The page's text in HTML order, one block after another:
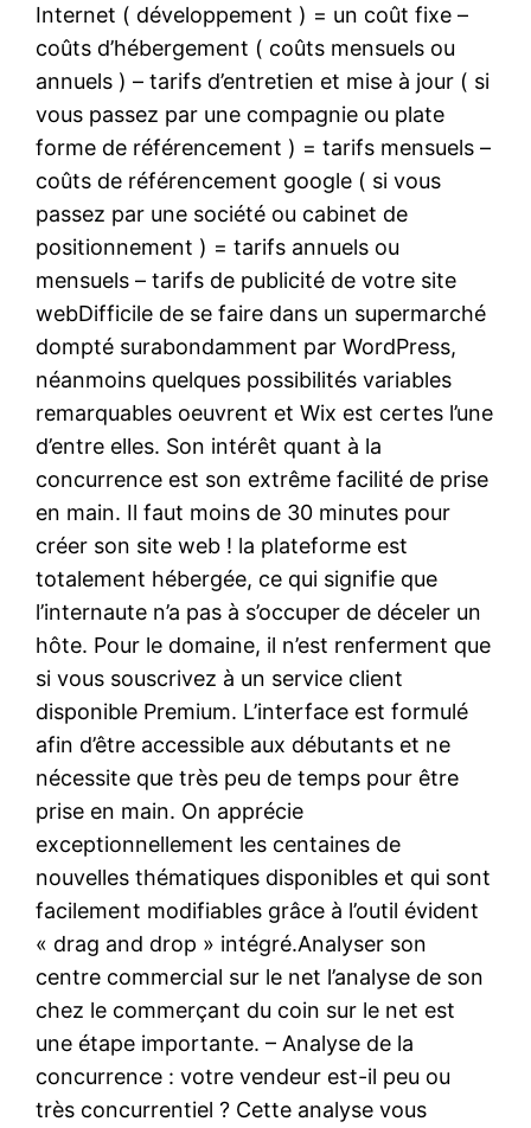
Internet ( développement ) = un coût fixe –
coûts d’hébergement ( coûts mensuels ou
annuels ) – tarifs d’entretien et mise à jour ( si
vous passez par une compagnie ou plate
forme de référencement ) = tarifs mensuels –
coûts de référencement google ( si vous
passez par une société ou cabinet de
positionnement ) = tarifs annuels ou
mensuels – tarifs de publicité de votre site
webDifficile de se faire dans un supermarché
dompté surabondamment par WordPress,
néanmoins quelques possibilités variables
remarquables oeuvrent et Wix est certes l’une
d’entre elles. Son intérêt quant à la
concurrence est son extrême facilité de prise
en main. Il faut moins de 30 minutes pour
créer son site web ! la plateforme est
totalement hébergée, ce qui signifie que
l’internaute n’a pas à s’occuper de déceler un
hôte. Pour le domaine, il n’est renferment que
si vous souscrivez à un service client
disponible Premium. L’interface est formulé
afin d’être accessible aux débutants et ne
nécessite que très peu de temps pour être
prise en main. On apprécie
exceptionnellement les centaines de
nouvelles thématiques disponibles et qui sont
facilement modifiables grâce à l’outil évident
« drag and drop » intégré.Analyser son
centre commercial sur le net l’analyse de son
chez le commerçant du coin sur le net est
une étape importante. – Analyse de la
concurrence : votre vendeur est-il peu ou
très concurrentiel ? Cette analyse vous